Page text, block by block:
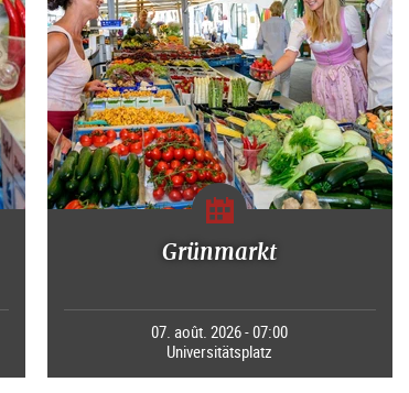
Grünmarkt
07. août. 2026 - 07:00
Universitätsplatz